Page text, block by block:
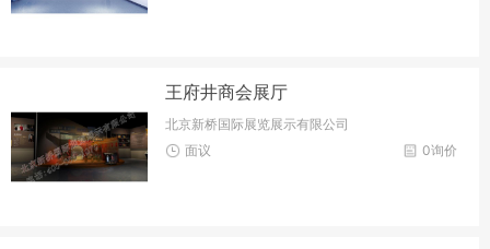
王府井商会展厅
北京新桥国际展览展示有限公司
0询价
面议